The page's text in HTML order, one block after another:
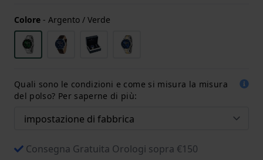
Colore - Argento / Verde
Quali sono le condizioni e come si misura la misura
del polso? Per saperne di più:
Consegna Gratuita Orologi sopra €150